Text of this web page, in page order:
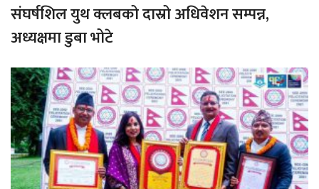
संघर्षशिल युथ क्लबको दास्रो अधिवेशन सम्पन्न,
अध्यक्षमा डुबा भोटे